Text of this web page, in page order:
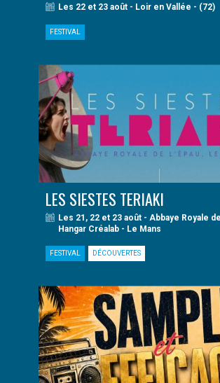
Les 22 et 23 août - Loir en Vallée - (72)
FESTIVAL
LES SIESTES TERIAKI
Les 21, 22 et 23 août - Abbaye Royale
Hangar Créalab - Le Mans
FESTIVAL DÉCOUVERTES